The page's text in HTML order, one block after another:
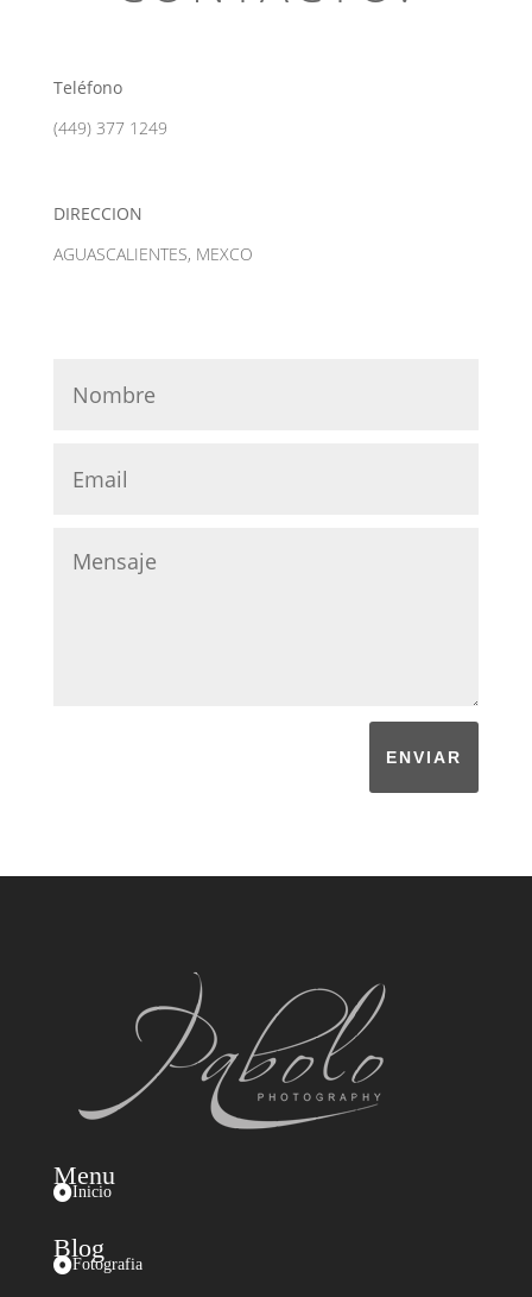
Teléfono
(449) 377 1249
DIRECCION
AGUASCALIENTES, MEXCO
ENVIAR
Menu
Inicio
Blog
Fotografia